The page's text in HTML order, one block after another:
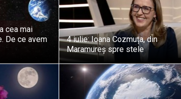
cea mai
De ce avem
4 iulie: Ioana Cozmuța, din
Maramureș spre stele